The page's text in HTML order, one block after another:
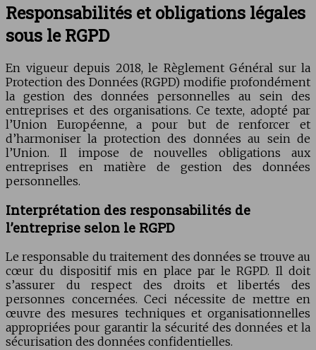
Responsabilités et obligations légales
sous le RGPD
En vigueur depuis 2018, le Règlement Général sur la
Protection des Données (RGPD) modifie profondément
la gestion des données personnelles au sein des
entreprises et des organisations. Ce texte, adopté par
l’Union Européenne, a pour but de renforcer et
d’harmoniser la protection des données au sein de
l’Union. Il impose de nouvelles obligations aux
entreprises en matière de gestion des données
personnelles.
Interprétation des responsabilités de
l’entreprise selon le RGPD
Le responsable du traitement des données se trouve au
cœur du dispositif mis en place par le RGPD. Il doit
s’assurer du respect des droits et libertés des
personnes concernées. Ceci nécessite de mettre en
œuvre des mesures techniques et organisationnelles
appropriées pour garantir la sécurité des données et la
sécurisation des données confidentielles.